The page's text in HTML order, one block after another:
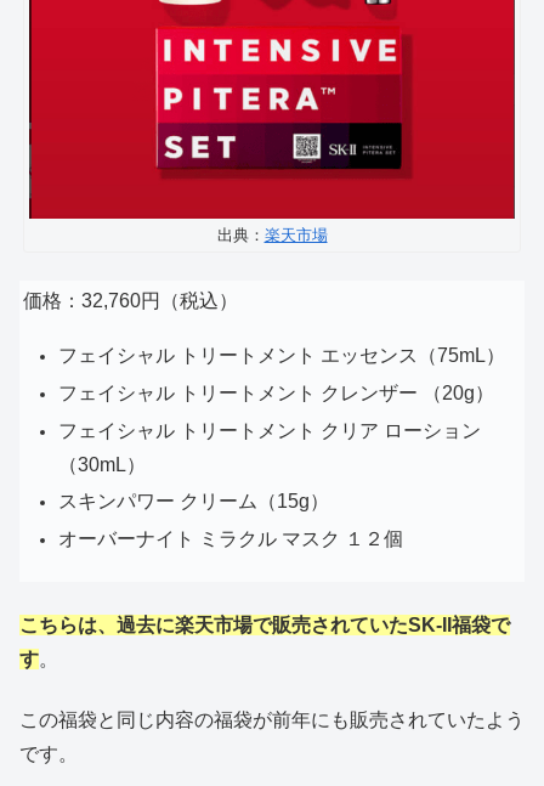
出典： 楽天市場
価格：32,760円（税込）
フェイシャル トリートメント エッセンス（75mL）
フェイシャル トリートメント クレンザー （20g）
フェイシャル トリートメント クリア ローション
（30mL）
スキンパワー クリーム（15g）
オーバーナイト ミラクル マスク １２個
こちらは、過去に楽天市場で販売されていたSK-II福袋で
す。
この福袋と同じ内容の福袋が前年にも販売されていたよう
です。